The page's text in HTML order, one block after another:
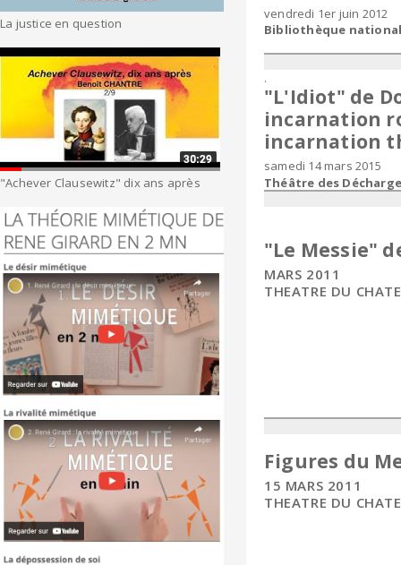
La justice en question
"Achever Clausewitz" dix ans après
vendredi 1er juin 2012
Bibliothèque
.
"L'Idiot" de
incarnation
incarnation
samedi 14 mars 2015
Théâtre des
"Le Messie"
MARS 2011
THEATRE DU
Figures du
15 MARS 2011
THEATRE DU